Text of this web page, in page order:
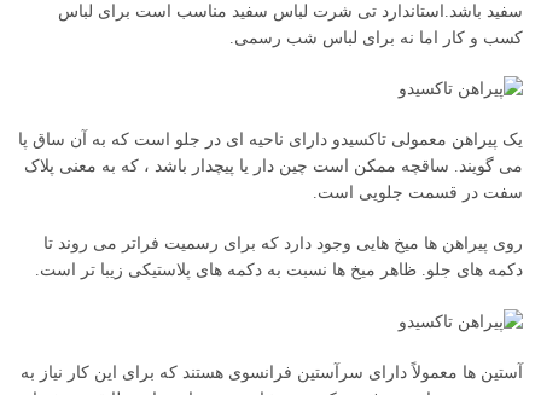
سفید باشد.استاندارد تی شرت لباس سفید مناسب است برای لباس
کسب و کار اما نه برای لباس شب رسمی.
یک پیراهن معمولی تاکسیدو دارای ناحیه ای در جلو است که به آن ساق پا
می گویند. ساقچه ممکن است چین دار یا پیچدار باشد ، که به معنی پلاک
سفت در قسمت جلویی است.
روی پیراهن ها میخ هایی وجود دارد که برای رسمیت فراتر می روند تا
دکمه های جلو. ظاهر میخ ها نسبت به دکمه های پلاستیکی زیبا تر است.
آستین ها معمولاً دارای سرآستین فرانسوی هستند که برای این کار نیاز به